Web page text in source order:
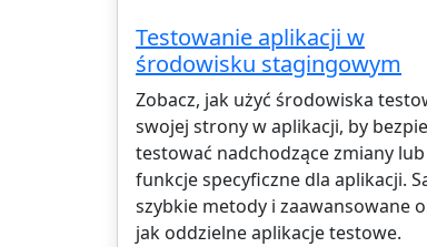
Testowanie aplikacji w
środowisku stagingowym
Zobacz, jak użyć środowiska
swojej strony w aplikacji, by
testować nadchodzące zmiany lub
funkcje specyficzne dla aplikacji.
szybkie metody i zaawansowane
jak oddzielne aplikacje testowe.